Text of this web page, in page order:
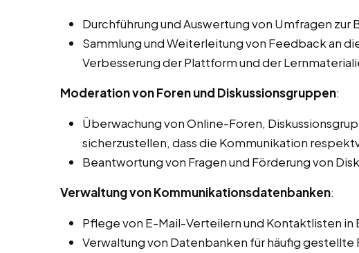
Durchführung und Auswertung von Umfragen
Sammlung und Weiterleitung von Feedback an
Verbesserung der Plattform und der
Moderation von Foren und Diskussionsgruppen:
Überwachung von Online-Foren,
sicherzustellen, dass die Kommunikation
Beantwortung von Fragen und Förderung von
Verwaltung von Kommunikationsdatenbanken:
Pflege von E-Mail-Verteilern und Kontaktlisten in
Verwaltung von Datenbanken für häufig gestellte